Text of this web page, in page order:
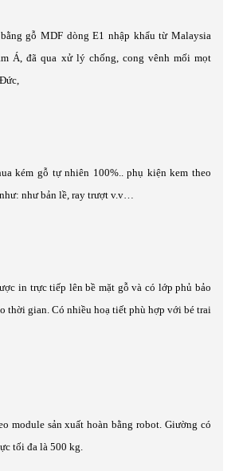
gỗ MDF dòng E1 nhập khẩu từ Malaysia
Á, đã qua xử lý chống, cong vênh mối mọt
kém gỗ tự nhiên 100%.. phụ kiện kem theo
như bản lề, ray trượt v.v…
in trực tiếp lên bề mặt gỗ và có lớp phủ bảo
thời gian. Có nhiều hoạ tiết phù hợp với bé trai
module sản xuất hoàn bằng robot. Giường có
tối đa là 500 kg.